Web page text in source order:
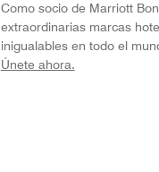
Como socio de Marriott
extraordinarias marcas
inigualables en todo el
Únete ahora.